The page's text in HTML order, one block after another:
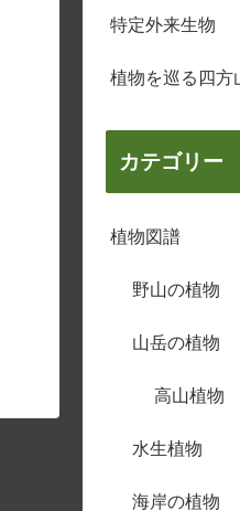
特定外来生物
植物を巡る四方
カテゴリー
植物図譜
野山の植物
山岳の植物
高山植物
水生植物
海岸の植物